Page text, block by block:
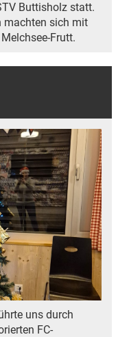
Buttisholz statt.
machten sich mit
Frutt.
uns durch
FC-